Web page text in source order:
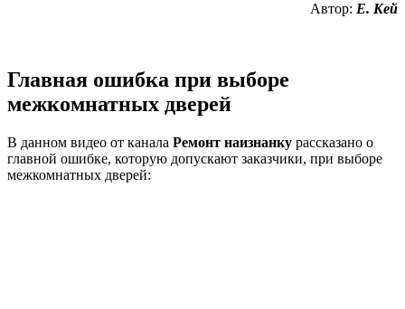
Автор: Е. Кей
Главная ошибка при выборе
межкомнатных дверей
В данном видео от канала Ремонт наизнанку рассказано о
главной ошибке, которую допускают заказчики, при выборе
межкомнатных дверей: